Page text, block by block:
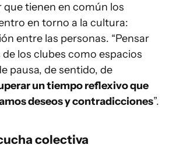
que tienen en común los
en torno a la cultura:
entre las personas. “Pensar
los clubes como espacios
pausa, de sentido, de
un tiempo reflexivo que
deseos y contradicciones”.
colectiva